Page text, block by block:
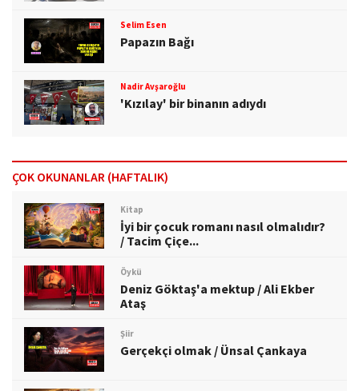
Selim Esen
Papazın Bağı
Nadir Avşaroğlu
'Kızılay' bir binanın adıydı
ÇOK OKUNANLAR (HAFTALIK)
Kitap
İyi bir çocuk romanı nasıl olmalıdır?
/ Tacim Çiçe...
Öykü
Deniz Göktaş'a mektup / Ali Ekber
Ataş
Şiir
Gerçekçi olmak / Ünsal Çankaya